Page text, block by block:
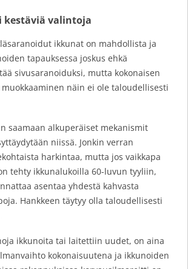
kestäviä valintoja
ikkunat on mahdollista ja
tapauksessa joskus ehkä
sivusaranoiduksi, mutta kokonaisen
näin ei ole taloudellisesti
saamaan alkuperäiset mekanismit
niissä. Jonkin verran
harkintaa, mutta jos vaikkapa
tehty ikkunalukoilla 60-luvun tyyliin,
asentaa yhdestä kahvasta
Hankkeen täytyy olla taloudellisesti
ikkunoita tai laitettiin uudet, on aina
kokonaisuutena ja ikkunoiden